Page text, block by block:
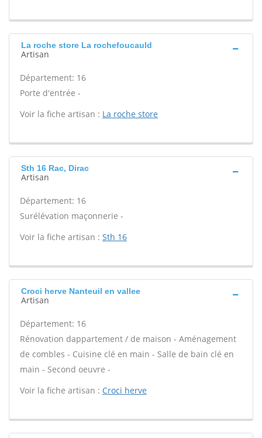
La roche store La rochefoucauld
Artisan
Département: 16
Porte d'entrée -
Voir la fiche artisan : La roche store
Sth 16 Rac, Dirac
Artisan
Département: 16
Surélévation maçonnerie -
Voir la fiche artisan : Sth 16
Croci herve Nanteuil en vallee
Artisan
Département: 16
Rénovation dappartement / de maison - Aménagement
de combles - Cuisine clé en main - Salle de bain clé en
main - Second oeuvre -
Voir la fiche artisan : Croci herve